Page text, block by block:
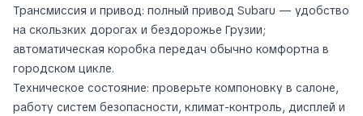
Трансмиссия и привод: полный привод Subaru — удобство
на скользких дорогах и бездорожье Грузии;
автоматическая коробка передач обычно комфортна в
городском цикле.
Техническое состояние: проверьте компоновку в салоне,
работу систем безопасности, климат-контроль, дисплей и